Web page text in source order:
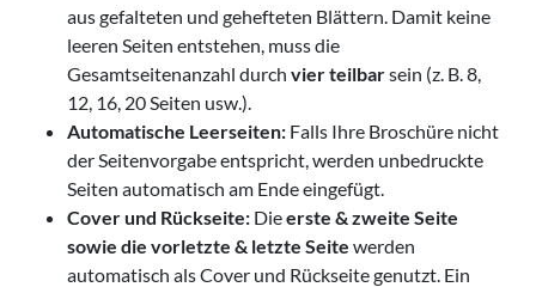
aus gefalteten und gehefteten Blättern. Damit keine
leeren Seiten entstehen, muss die
Gesamtseitenanzahl durch vier teilbarsein (z. B. 8,
12, 16, 20 Seiten usw.).
Automatische Leerseiten: Falls Ihre Broschüre nicht
der Seitenvorgabe entspricht, werden unbedruckte
Seiten automatisch am Ende eingefügt.
Cover und Rückseite: Dieerste & zweite Seite
sowie die vorletzte & letzte Seite werden
automatisch als Cover und Rückseite genutzt. Ein